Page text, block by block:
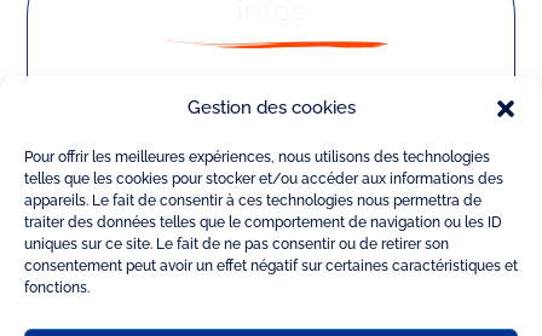
Gestion des cookies
Pour offrir les meilleures expériences, nous utilisons des technologies
telles que les cookies pour stocker et/ou accéder aux informations des
appareils. Le fait de consentir à ces technologies nous permettra de
traiter des données telles que le comportement de navigation ou les ID
uniques sur ce site. Le fait de ne pas consentir ou de retirer son
consentement peut avoir un effet négatif sur certaines caractéristiques et
fonctions.
Votre prénom*